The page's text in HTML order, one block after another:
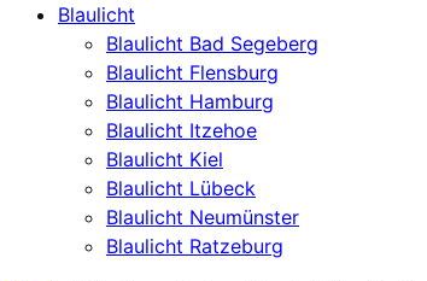
Blaulicht
Blaulicht Bad Segeberg
Blaulicht Flensburg
Blaulicht Hamburg
Blaulicht Itzehoe
Blaulicht Kiel
Blaulicht Lübeck
Blaulicht Neumünster
Blaulicht Ratzeburg